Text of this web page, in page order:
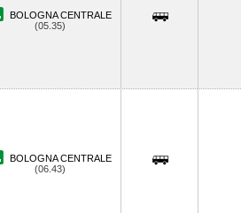
BOLOGNA CENTRALE
(05.35)
BOLOGNA CENTRALE
(06.43)